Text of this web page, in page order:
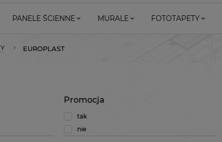
PANELE ŚCIENNE MURALE FOTOTAPETY
EUROPLAST
Promocja
tak
nie